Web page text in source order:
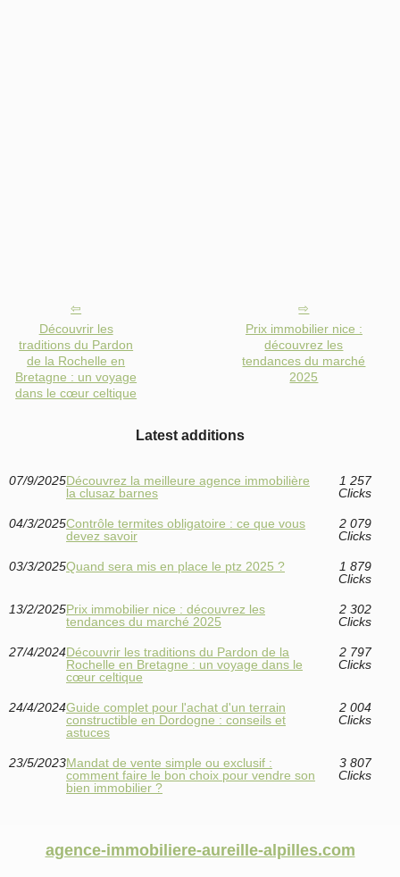
Découvrir les
traditions du Pardon
de la Rochelle en
Bretagne : un voyage
dans le cœur celtique
Prix immobilier nice :
découvrez les
tendances du marché
2025
Latest additions
07/9/2025Découvrez la meilleure agence immobilière
la clusaz barnes
1 257
Clicks
04/3/2025Contrôle termites obligatoire : ce que vous
devez savoir
2 079
Clicks
03/3/2025Quand sera mis en place le ptz 2025 ?
1 879
Clicks
13/2/2025Prix immobilier nice : découvrez les
tendances du marché 2025
2 302
Clicks
27/4/2024Découvrir les traditions du Pardon de la
Rochelle en Bretagne : un voyage dans le
cœur celtique
2 797
Clicks
24/4/2024Guide complet pour l'achat d'un terrain
constructible en Dordogne : conseils et
astuces
2 004
Clicks
23/5/2023Mandat de vente simple ou exclusif :
comment faire le bon choix pour vendre son
bien immobilier ?
3 807
Clicks
agence-immobiliere-aureille-alpilles.com